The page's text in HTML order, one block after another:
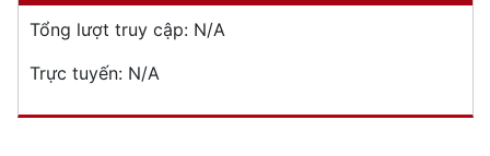
Tổng lượt truy cập: N/A
Trực tuyến: N/A